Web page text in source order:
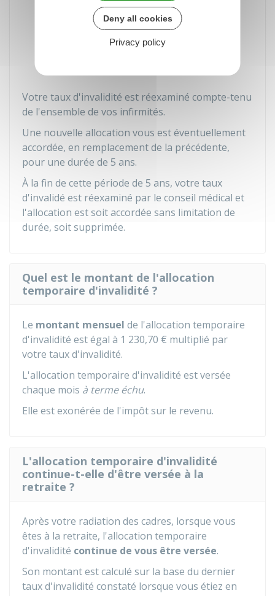
de votre blessure ou de votre état de
santé si vous n'avez pas cessé de
travailler ou si vous atteignez la
ou êtes radié des cadres avant de
Votre taux d'invalidité est réexaminé compte-tenu
de l'ensemble de vos infirmités.
Une nouvelle allocation vous est éventuellement
accordée, en remplacement de la précédente,
pour une durée de 5 ans.
À la fin de cette période de 5 ans, votre taux
d'invalidé est réexaminé par le conseil médical et
l'allocation est soit accordée sans limitation de
durée, soit supprimée.
Quel est le montant de l'allocation
temporaire d'invalidité ?
Le montant mensuel de l'allocation temporaire
d'invalidité est égal à 1 230,70 € multiplié par
votre taux d'invalidité.
L'allocation temporaire d'invalidité est versée
chaque mois à terme échu.
Elle est exonérée de l'impôt sur le revenu.
L'allocation temporaire d'invalidité
continue-t-elle d'être versée à la
retraite ?
Après votre radiation des cadres, lorsque vous
êtes à la retraite, l'allocation temporaire
d'invalidité continue de vous être versée.
Son montant est calculé sur la base du dernier
taux d'invalidité constaté lorsque vous étiez en
Deny all cookies
Privacy policy